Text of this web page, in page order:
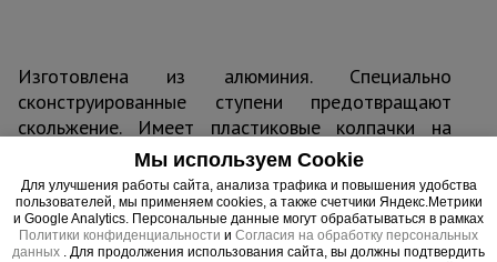
Изготовлена из алюминия. Специально
сконструированные ступени предотвращают
скольжение. Имеет пластиковые колпачки на
ножках и широкую опору для придания
устойчивости. Легко собирается. Выдерживает
нагрузку до 150 кг.
Мы используем Cookie
Для улучшения работы сайта, анализа трафика и повышения удобства
пользователей, мы применяем cookies, а также счетчики Яндекс.Метрики
и Google Analytics. Персональные данные могут обрабатываться в рамках
Политики конфиденциальности и Согласия на обработку персональных
данных . Для продолжения использования сайта, вы должны подтвердить